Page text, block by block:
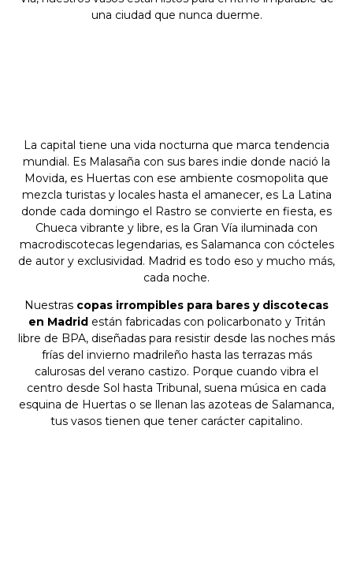
una ciudad que nunca duerme.
La capital tiene una vida nocturna que marca tendencia
mundial. Es Malasaña con sus bares indie donde nació la
Movida, es Huertas con ese ambiente cosmopolita que
mezcla turistas y locales hasta el amanecer, es La Latina
donde cada domingo el Rastro se convierte en fiesta, es
Chueca vibrante y libre, es la Gran Vía iluminada con
macrodiscotecas legendarias, es Salamanca con cócteles
de autor y exclusividad. Madrid es todo eso y mucho más,
cada noche.
Nuestras copas irrompibles para bares y discotecas
en Madrid están fabricadas con policarbonato y Tritán
libre de BPA, diseñadas para resistir desde las noches más
frías del invierno madrileño hasta las terrazas más
calurosas del verano castizo. Porque cuando vibra el
centro desde Sol hasta Tribunal, suena música en cada
esquina de Huertas o se llenan las azoteas de Salamanca,
tus vasos tienen que tener carácter capitalino.